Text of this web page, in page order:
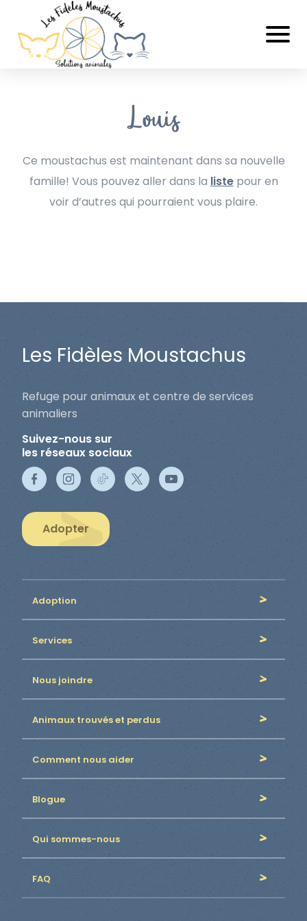
Louis
Ce moustachus est maintenant dans sa nouvelle
famille! Vous pouvez aller dans la listepour en
voir d’autres qui pourraient vous plaire.
Les Fidèles Moustachus
Refuge pour animaux et centre de services
animaliers
Suivez-nous sur
les réseaux sociaux
Adopter
Adoption
Services
Nous joindre
Animaux trouvés et perdus
Comment nous aider
Blogue
Qui sommes-nous
FAQ